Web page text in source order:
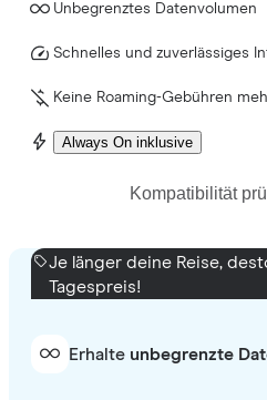
Unbegrenztes Datenvolumen
Schnelles und zuverlässiges
Keine Roaming-Gebühren
Always On inklusive
Kompatibilität
Je länger deine Reise,
Tagespreis!
Erhalte unbegrenzte